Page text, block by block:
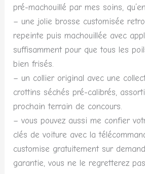
pré-machouillé par mes soins,
– une jolie brosse customisée
repeinte puis machouillée avec
suffisamment pour que tous les
bien frisés.
– un collier original avec une
crottins séchés pré-calibrés,
prochain terrain de concours.
– vous pouvez aussi me confier
clés de voiture avec la
customise gratuitement sur
garantie, vous ne le regretterez pas.